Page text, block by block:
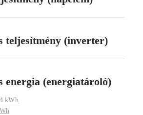
teljesítmény (inverter)
energia (energiatároló)
kWh